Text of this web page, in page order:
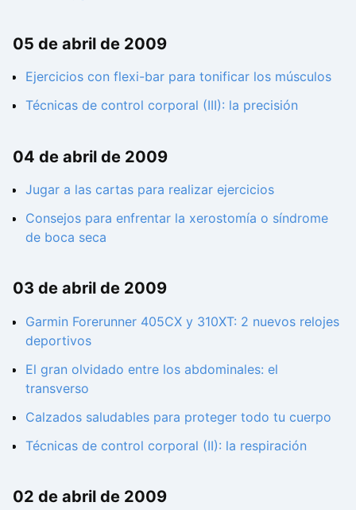
05 de abril de 2009
Ejercicios con flexi-bar para tonificar los músculos
Técnicas de control corporal (III): la precisión
04 de abril de 2009
Jugar a las cartas para realizar ejercicios
Consejos para enfrentar la xerostomía o síndrome
de boca seca
03 de abril de 2009
Garmin Forerunner 405CX y 310XT: 2 nuevos relojes
deportivos
El gran olvidado entre los abdominales: el
transverso
Calzados saludables para proteger todo tu cuerpo
Técnicas de control corporal (II): la respiración
02 de abril de 2009